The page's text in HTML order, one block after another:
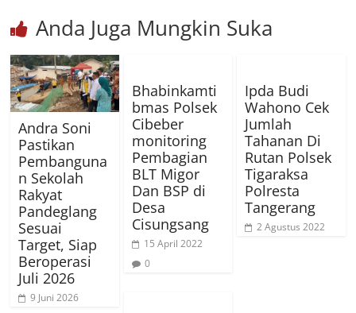
Anda Juga Mungkin Suka
Andra Soni
Pastikan
Pembanguna
n Sekolah
Rakyat
Pandeglang
Sesuai
Target, Siap
Beroperasi
Juli 2026
9 Juni 2026
Bhabinkamti
bmas Polsek
Cibeber
monitoring
Pembagian
BLT Migor
Dan BSP di
Desa
Cisungsang
15 April 2022
0
Ipda Budi
Wahono Cek
Jumlah
Tahanan Di
Rutan Polsek
Tigaraksa
Polresta
Tangerang
2 Agustus 2022